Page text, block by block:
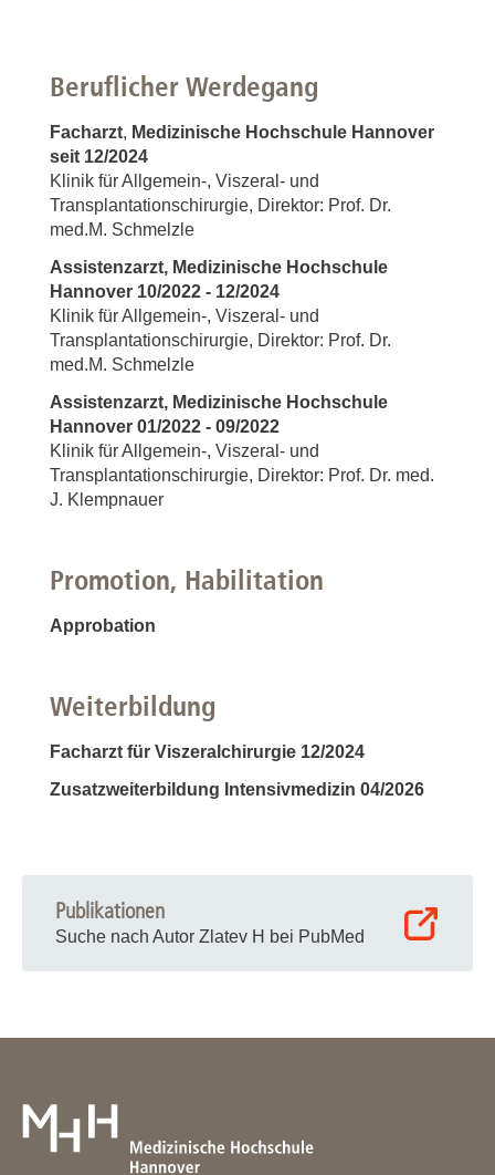
Beruflicher Werdegang
Facharzt, Medizinische Hochschule Hannover
seit 12/2024
Klinik für Allgemein-, Viszeral- und
Transplantationschirurgie, Direktor: Prof. Dr.
med.M. Schmelzle
Assistenzarzt, Medizinische Hochschule
Hannover 10/2022 - 12/2024
Klinik für Allgemein-, Viszeral- und
Transplantationschirurgie, Direktor: Prof. Dr.
med.M. Schmelzle
Assistenzarzt, Medizinische Hochschule
Hannover 01/2022 - 09/2022
Klinik für Allgemein-, Viszeral- und
Transplantationschirurgie, Direktor: Prof. Dr. med.
J. Klempnauer
Promotion, Habilitation
Approbation
Weiterbildung
Facharzt für Viszeralchirurgie 12/2024
Zusatzweiterbildung Intensivmedizin 04/2026
Publikationen
Suche nach Autor Zlatev H bei PubMed